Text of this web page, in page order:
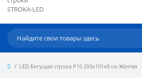
LED Бегущая строка Р10 293x101x9 см Жёлтая